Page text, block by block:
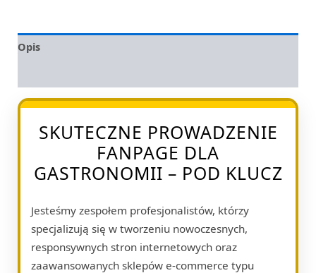
Opis
SKUTECZNE PROWADZENIE
FANPAGE DLA
GASTRONOMII – POD KLUCZ
Jesteśmy zespołem profesjonalistów, którzy
specjalizują się w tworzeniu nowoczesnych,
responsywnych stron internetowych oraz
zaawansowanych sklepów e-commerce typu